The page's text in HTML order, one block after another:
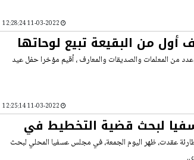
من البقيعة تبيع لوحاتها
من المعلمات والصديقات والمعارف ، أقيم مؤخرا حفل عيد
لبحث قضية التخطيط في
عقدت، ظهر اليوم الجمعة، في مجلس عسفيا المحلي لبحث